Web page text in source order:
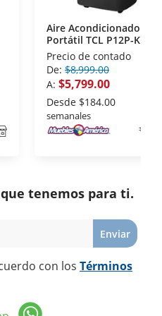
Aire Acondicionado
Portátil TCL P12P-
1 Tonelada 115 V
Frio/calor
Precio de contado
De: $8,999.00
A: $5,799.00
Desde $184.00
semanales
tenemos para ti.
Enviar
con los Términos